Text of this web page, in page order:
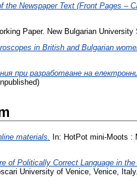
the Newspaper Text (Front Pages –
Paper. New Bulgarian
in British and Bulgarian
при разработване на
materials.
In: HotPot mini-Moots :
of Politically Correct Language in
University of Venice, Venice,